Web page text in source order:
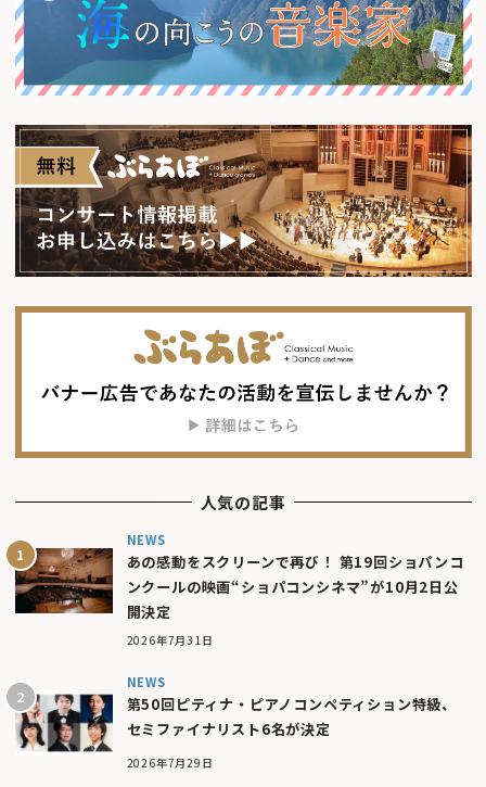
人気の記事
NEWS
あの感動をスクリーンで再び！ 第19回ショパンコ
ンクールの映画“ショパコンシネマ”が10月2日公
開決定
2026年7月31日
NEWS
第50回ピティナ・ピアノコンペティション特級、
セミファイナリスト6名が決定
2026年7月29日